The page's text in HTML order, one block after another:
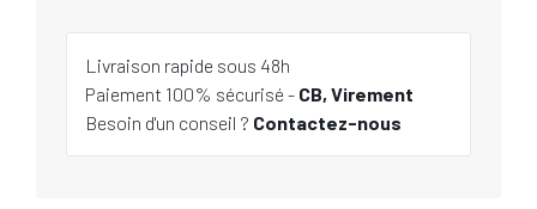
Livraison rapide sous 48h
Paiement 100% sécurisé - CB, Virement
Besoin d'un conseil ? Contactez-nous